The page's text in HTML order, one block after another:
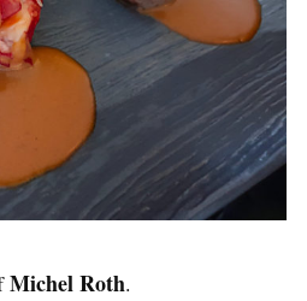
Michel Roth.